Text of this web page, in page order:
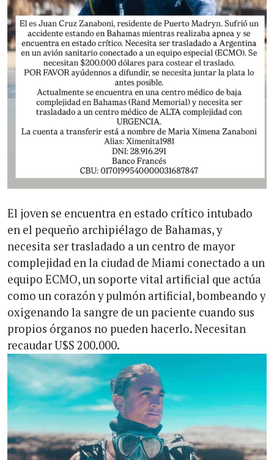
El joven se encuentra en estado crítico intubado
en el pequeño archipiélago de Bahamas, y
necesita ser trasladado a un centro de mayor
complejidad en la ciudad de Miami conectado a un
equipo ECMO, un soporte vital artificial que actúa
como un corazón y pulmón artificial, bombeando y
oxigenando la sangre de un paciente cuando sus
propios órganos no pueden hacerlo. Necesitan
recaudar U$S 200.000.